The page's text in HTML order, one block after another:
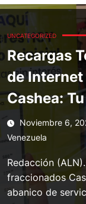
Tu
UNCATEGORIZED
Recargas
de
Cashea:
Financiera
Noviembre 6,
Venezuela
Redacción
fraccionados
abanico de